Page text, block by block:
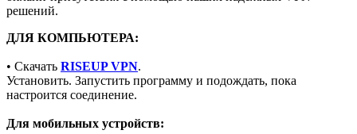
решений.
ДЛЯ КОМПЬЮТЕРА:
• Скачать RISEUP VPN.
Установить. Запустить программу и подождать, пока
настроится соединение.
Для мобильных устройств: